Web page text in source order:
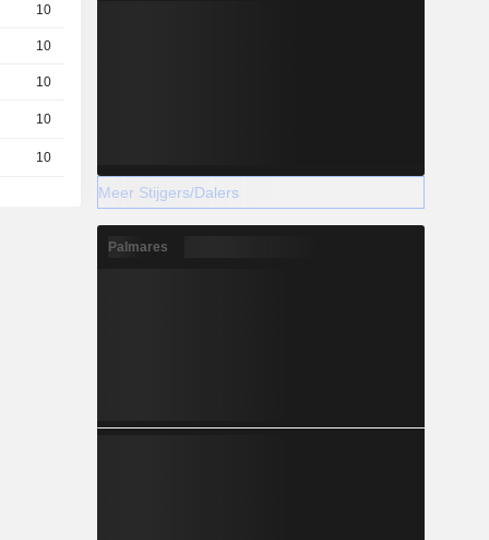
10
10
10
10
10
Meer Stijgers/Dalers
Palmares